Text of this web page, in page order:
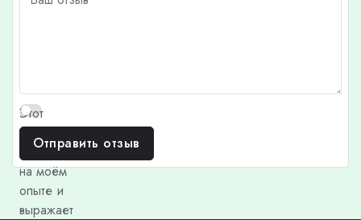
Этот
отзыв
основан
на моём
опыте и
выражает
Отправить отзыв